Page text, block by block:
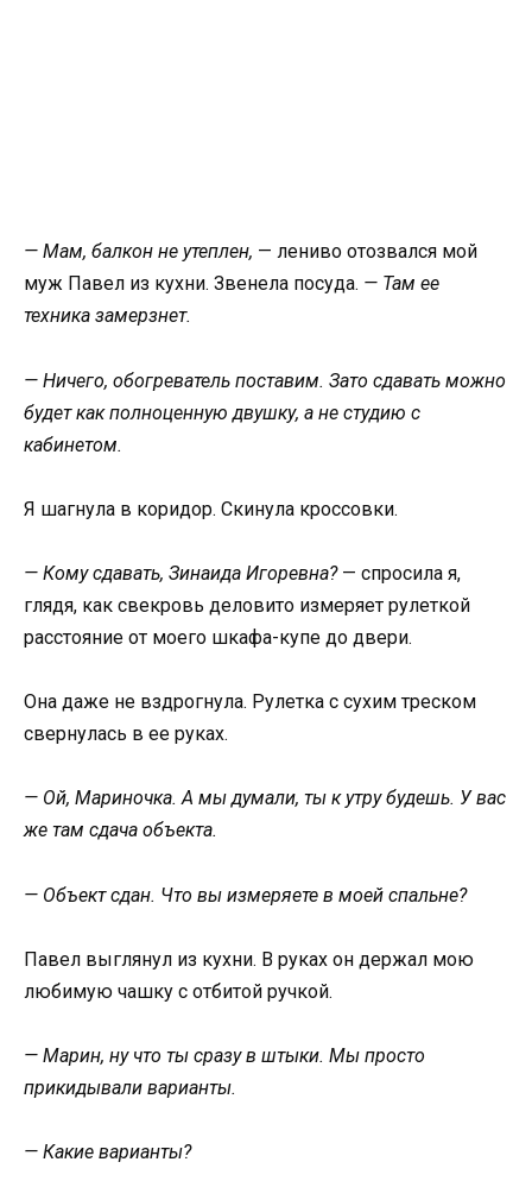
— Мам, балкон не утеплен, — лениво отозвался мой
муж Павел из кухни. Звенела посуда. — Там ее
техника замерзнет.
— Ничего, обогреватель поставим. Зато сдавать можно
будет как полноценную двушку, а не студию с
кабинетом.
Я шагнула в коридор. Скинула кроссовки.
— Кому сдавать, Зинаида Игоревна?— спросила я,
глядя, как свекровь деловито измеряет рулеткой
расстояние от моего шкафа-купе до двери.
Она даже не вздрогнула. Рулетка с сухим треском
свернулась в ее руках.
— Ой, Мариночка. А мы думали, ты к утру будешь. У вас
же там сдача объекта.
— Объект сдан. Что вы измеряете в моей спальне?
Павел выглянул из кухни. В руках он держал мою
любимую чашку с отбитой ручкой.
— Марин, ну что ты сразу в штыки. Мы просто
прикидывали варианты.
— Какие варианты?